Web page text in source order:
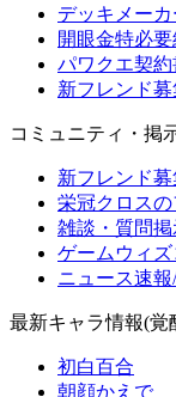
デッキメーカ
開眼金特必
パワクエ契
新フレンド
コミュニティ・掲
新フレンド
栄冠クロス
雑談・質問掲
ゲームウィ
ニュース速
最新キャラ情報(覚
初白百合
朝顔かえで